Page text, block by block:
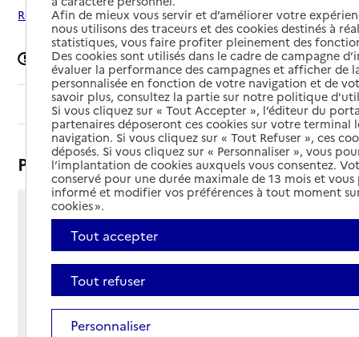
Rechercher les établissements autour de Bouère
Signaler une erreur
Sommaire
Présentation
Rue de la Fraternité
53290 - Bouère
Voir itinéraire
Téléphone :
Contact
Contact
Site Internet
Site internet non renseigné
Afin de mieux vous servir et d’améliorer votre
nous utilisons des traceurs et des cookies destinés à
statistiques, vous faire profiter pleinement des
Des cookies sont utilisés dans le cadre de campagne
évaluer la performance des campagnes et afficher de
personnalisée en fonction de votre navigation et de
savoir plus, consultez la partie sur notre politique
Si vous cliquez sur « Tout Accepter », l’éditeur du
partenaires déposeront ces cookies sur votre terminal
navigation. Si vous cliquez sur « Tout Refuser », ces
déposés. Si vous cliquez sur « Personnaliser », vous
l’implantation de cookies auxquels vous consentez.
conservé pour une durée maximale de 13 mois et
informé et modifier vos préférences à tout moment
cookies ».
Tout accepter
Tout refuser
Personnaliser